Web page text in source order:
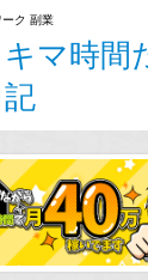
ク 副業
マ時間